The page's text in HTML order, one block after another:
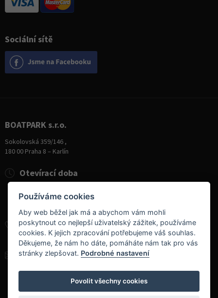
Sociální sítě
BOATPARK s.r.o.
Sokolovská 359/146 ,
180 00 Praha 8 – Karlín
+420 284 826 787
+420 604 728 042
info@boatpark.cz
Otevírací doba
Úterý - Pátek
10:00 - 19:00
Sobota
9:00 - 14:00
Používáme cookies
Aby web běžel jak má a abychom vám mohli
poskytnout co nejlepší uživatelský zážitek, používáme
cookies. K jejich zpracování potřebujeme váš souhlas.
Děkujeme, že nám ho dáte, pomáháte nám tak pro vás
stránky zlepšovat. Podrobné nastavení
Povolit všechny cookies